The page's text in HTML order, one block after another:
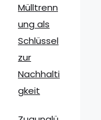
Mülltrenn
ung als
Schlüssel
zur
Nachhalti
gkeit